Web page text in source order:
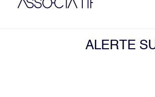
ALERTE